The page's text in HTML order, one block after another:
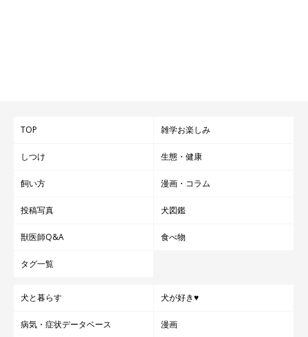
TOP 雑学お楽しみ
しつけ 生態・健康
飼い方 漫画・コラム
投稿写真 犬図鑑
獣医師Q&A 食べ物
タグ一覧
犬と暮らす 犬が好き♥
病気・症状データベース 漫画